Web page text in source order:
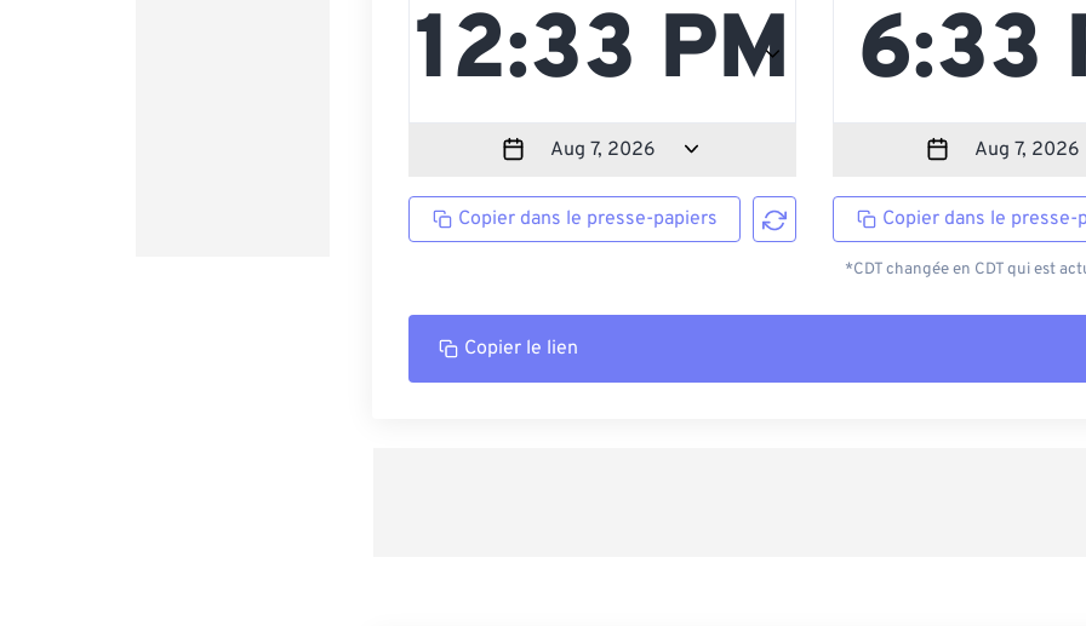
Copier dans le presse-papiers Copier dans le presse-
*CDT changée en CDT qui est
Copier le lien